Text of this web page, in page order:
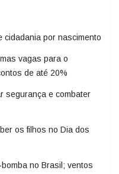
por nascimento
vagas para o
de até 20%
segurança e combater
os filhos no Dia dos
no Brasil; ventos